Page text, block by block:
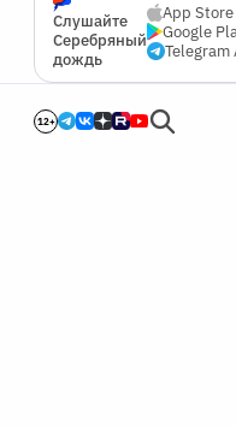
Слушайте
Серебряный
дождь
App Store
Google
Telegram
12+